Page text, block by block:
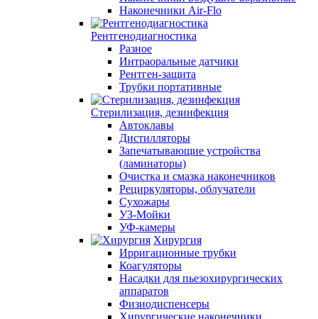
Наконечники Air-Flo
Рентгенодиагностика
Разное
Интраоральные датчики
Рентген-защита
Трубки портативные
Стерилизация, дезинфекция
Автоклавы
Дистилляторы
Запечатывающие устройства
(ламинаторы)
Очистка и смазка наконечников
Рециркуляторы, облучатели
Сухожары
УЗ-Мойки
УФ-камеры
Хирургия
Ирригационные трубки
Коагуляторы
Насадки для пьезохирургических
аппаратов
Физиодиспенсеры
Хирургические наконечники